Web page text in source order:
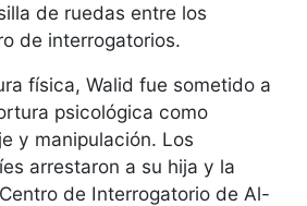
de ruedas entre los
de interrogatorios.
física, Walid fue sometido a
psicológica como
y manipulación. Los
arrestaron a su hija y la
de Interrogatorio de Al-